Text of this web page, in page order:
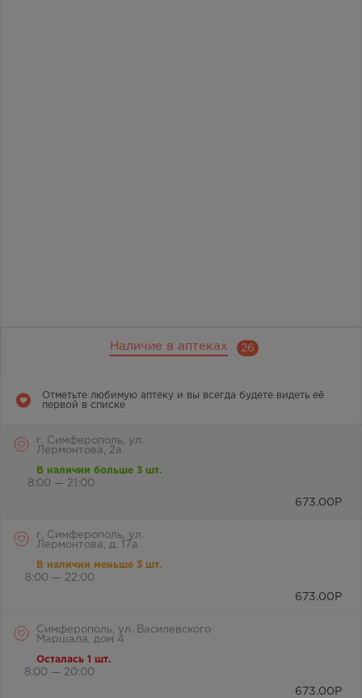
Наличие в аптеках 26
Отметьте любимую аптеку и вы всегда будете видеть её
первой в списке
г. Симферополь, ул.
Лермонтова, 2а
В наличии больше 3 шт.
8:00 — 21:00
673.00 Р
г. Симферополь, ул.
Лермонтова, д. 17а
В наличии меньше 3 шт.
8:00 — 22:00
673.00 Р
Симферополь, ул. Василевского
Маршала, дом 4
Осталась 1 шт.
8:00 — 20:00
673.00 Р